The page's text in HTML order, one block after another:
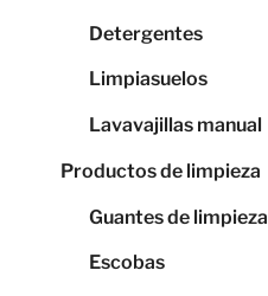
Detergentes
Limpiasuelos
Lavavajillas manual
Productos de limpieza
Guantes de limpieza
Escobas